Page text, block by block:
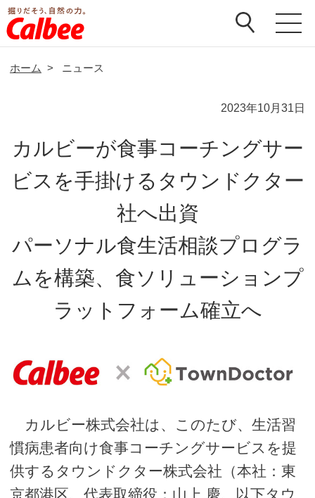
ホーム > ニュース
2023年10月31日
カルビーが食事コーチングサー
ビスを手掛けるタウンドクター
社へ出資
パーソナル食生活相談プログラ
ムを構築、食ソリューションプ
ラットフォーム確立へ
カルビー株式会社は、このたび、生活習
慣病患者向け食事コーチングサービスを提
供するタウンドクター株式会社（本社：東
京都港区、代表取締役：山上 慶、以下タウ